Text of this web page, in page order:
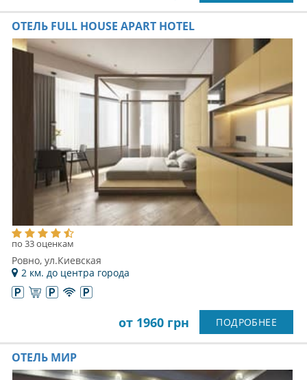
ОТЕЛЬ FULL HOUSE APART HOTEL
по 33 оценкам
Ровно, ул.Киевская
2 км. до центра города
от 1960 грн ПОДРОБНЕЕ
ОТЕЛЬ МИР